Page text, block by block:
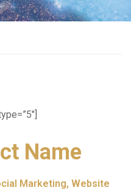
Name
Marketing, Website